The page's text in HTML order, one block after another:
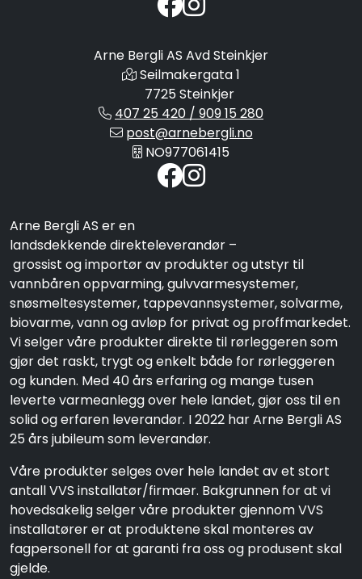
Arne Bergli AS Avd Steinkjer
Seilmakergata 1
7725 Steinkjer
407 25 420 / 909 15 280
post@arnebergli.no
NO977061415
Arne Bergli AS er en
landsdekkende direkteleverandør –
grossist og importør av produkter og utstyr til
vannbåren oppvarming, gulvvarmesystemer,
snøsmeltesystemer, tappevannsystemer, solvarme,
biovarme, vann og avløp for privat og proffmarkedet.
Vi selger våre produkter direkte til rørleggeren som
gjør det raskt, trygt og enkelt både for rørleggeren
og kunden. Med 40 års erfaring og mange tusen
leverte varmeanlegg over hele landet, gjør oss til en
solid og erfaren leverandør. I 2022 har Arne Bergli AS
25 års jubileum som leverandør.
Våre produkter selges over hele landet av et stort
antall VVS installatør/firmaer. Bakgrunnen for at vi
hovedsakelig selger våre produkter gjennom VVS
installatører er at produktene skal monteres av
fagpersonell for at garanti fra oss og produsent skal
gjelde.